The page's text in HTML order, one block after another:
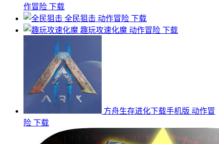
作冒险 下载
全民狙击 动作冒险 下载
趣玩攻速化魔 动作冒险 下载
方舟生存进化下载手机版 动作冒
险 下载